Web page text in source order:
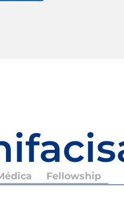
Fellowship